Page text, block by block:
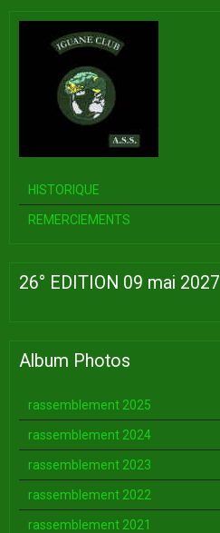
HISTORIQUE
REMERCIEMENTS
26° EDITION 09 mai 2027
Album Photos
rassemblement 2025
rassemblement 2024
rassemblement 2023
rassemblement 2022
rassemblement 2021